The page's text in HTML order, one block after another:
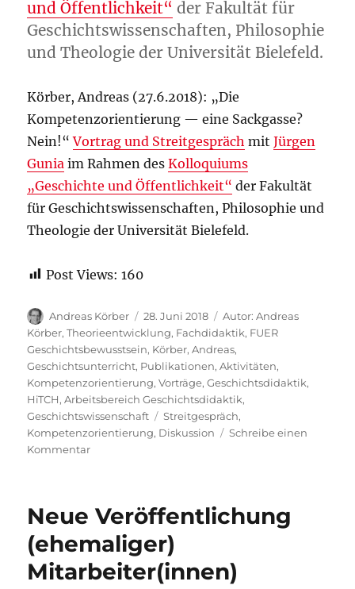
und Öffentlichkeit“ der Fakultät für
Geschichtswissenschaften, Philosophie
und Theologie der Universität Bielefeld.
Körber, Andreas (27.6.2018): „Die
Kompetenzorientierung — eine Sackgasse?
Nein!“Vortrag und Streitgespräch mitJürgen
Gunia im Rahmen desKolloquiums
„Geschichte und Öffentlichkeit“ der Fakultät
für Geschichtswissenschaften, Philosophie und
Theologie der Universität Bielefeld.
Post Views: 160
Autor
Andreas Körber
Veröffentlicht
am
28. Juni 2018 Kategorien
Autor: Andreas
Körber,Theorieentwicklung, Fachdidaktik, FUER
Geschichtsbewusstsein, Körber, Andreas,
Geschichtsunterricht, Publikationen,Aktivitäten,
Kompetenzorientierung,Vorträge,Geschichtsdidaktik,
HiTCH,Arbeitsbereich Geschichtsdidaktik,
Geschichtswissenschaft
Schlagwörter
Streitgespräch,
Kompetenzorientierung, Diskussion
Schreibe einen
Kommentarzu
„Geschichte
Öffentlichkeit“
an
der
Neue Veröffentlichung
(ehemaliger)
Mitarbeiter(innen)